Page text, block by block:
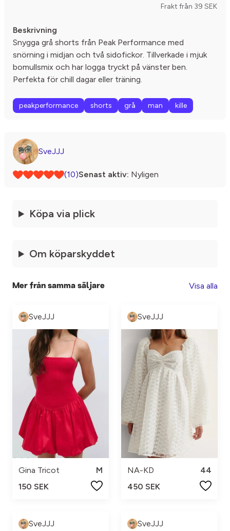
Frakt från 39 SEK
Beskrivning
Snygga grå shorts från Peak Performance med
snörning i midjan och två sidofickor. Tillverkade i mjuk
bomullsmix och har logga tryckt på vänster ben.
Perfekta för chill dagar eller träning.
peakperformance shorts grå man kille
SveJJJ
(10)Senast aktiv: Nyligen
Köpa via plick
Om köparskyddet
Mer från samma säljare Visa alla
SveJJJ
Gina Tricot
M
150 SEK
SveJJJ
NA-KD
44
450 SEK
SveJJJ SveJJJ